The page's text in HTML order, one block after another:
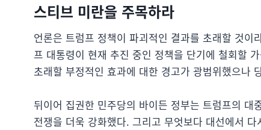
스티브 미란을 주목하라
언론은 트럼프 정책이 파괴적인 결과를 초래할 것
프 대통령이 현재 추진 중인 정책을 단기에 철회할
초래할 부정적인 효과에 대한 경고가 광범위했으나
뒤이어 집권한 민주당의 바이든 정부는 트럼프의
전쟁을 더욱 강화했다. 그리고 무엇보다 대선에서